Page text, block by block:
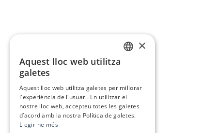
×
Aquest lloc web utilitza
galetes
Aquest lloc web utilitza galetes per millorar
l'experiència de l'usuari. En utilitzar el
nostre lloc web, accepteu totes les galetes
d’acord amb la nostra Política de galetes.
Llegir-ne més